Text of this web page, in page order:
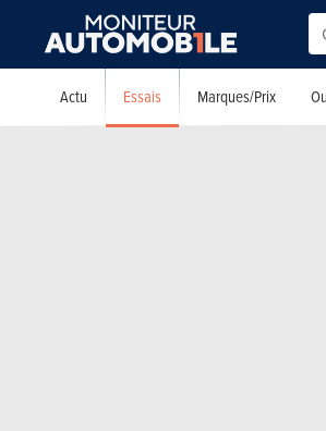
Actu Essais Marques/Prix